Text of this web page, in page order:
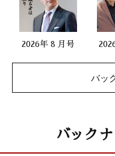
2026年 8 月号
バッ
バック